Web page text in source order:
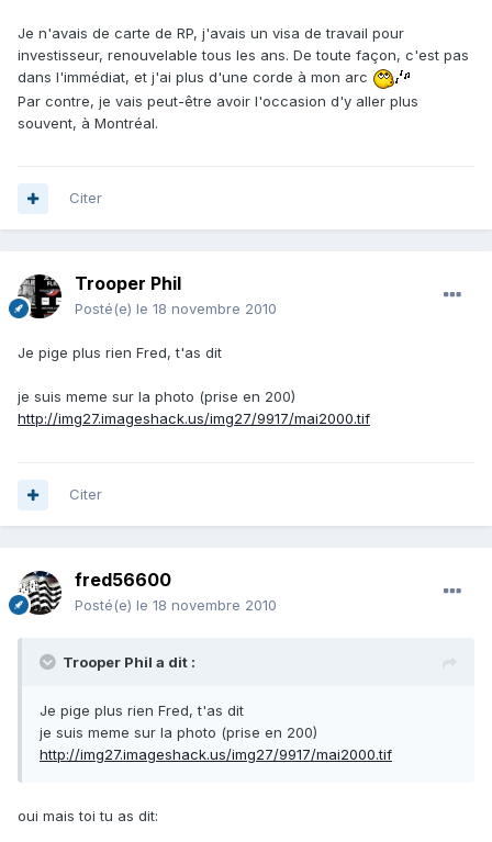
Je n'avais de carte de RP, j'avais un visa de travail pour
investisseur, renouvelable tous les ans. De toute façon, c'est pas
dans l'immédiat, et j'ai plus d'une corde à mon arc
Par contre, je vais peut-être avoir l'occasion d'y aller plus
souvent, à Montréal.
Citer
Trooper Phil
Posté(e) le 18 novembre 2010
Je pige plus rien Fred, t'as dit
je suis meme sur la photo (prise en 200)
http://img27.imageshack.us/img27/9917/mai2000.tif
Citer
fred56600
Posté(e) le 18 novembre 2010
Trooper Phil a dit :
Je pige plus rien Fred, t'as dit
je suis meme sur la photo (prise en 200)
http://img27.imageshack.us/img27/9917/mai2000.tif
oui mais toi tu as dit: